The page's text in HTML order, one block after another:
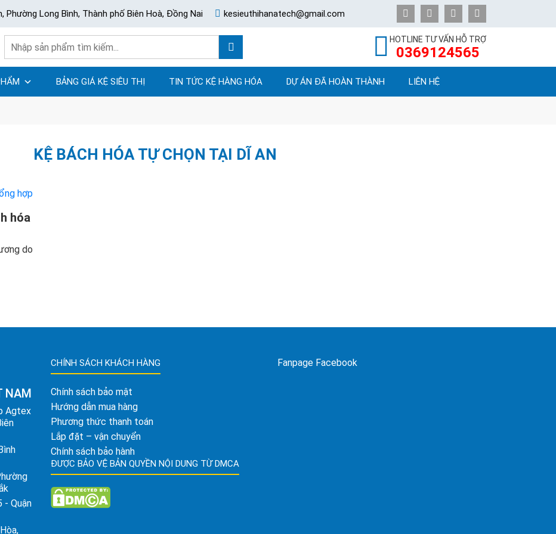
Phường Long Bình, Thành phố Biên Hoà, Đồng Nai kesieuthihanatech@gmail.com
HOTLINE TƯ VẤN HỖ TRỢ
0369124565
BẢNG GIÁ KỆ SIÊU THỊ TIN TỨC KỆ HÀNG HÓA DỰ ÁN ĐÃ HOÀN THÀNH LIÊN HỆ
KỆ BÁCH HÓA TỰ CHỌN TẠI DĨ AN
hóa
do
NAM
Agtex
- Quận
CHÍNH SÁCH KHÁCH HÀNG
Chính sách bảo mật
Hướng dẫn mua hàng
Phương thức thanh toán
Lắp đặt – vận chuyển
Chính sách bảo hành
ĐƯỢC BẢO VỆ BẢN QUYỀN NỘI DUNG TỪ DMCA
Fanpage Facebook